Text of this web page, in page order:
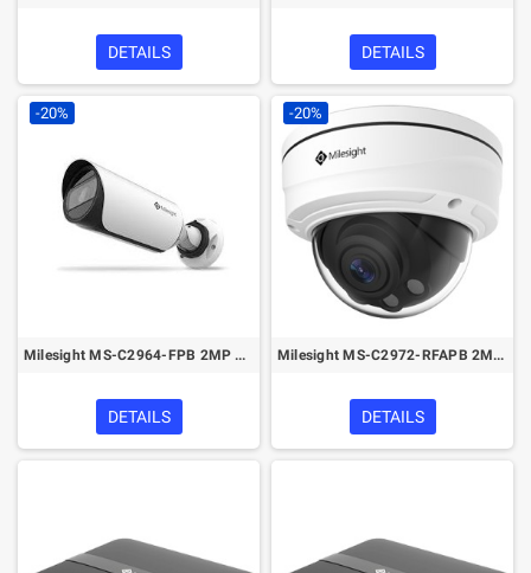
DETAILS DETAILS
-20%
Milesight MS-C2964-FPB 2MP Vandal-proof Motorized Mini Bullet Network Camera
DETAILS
-20%
Milesight MS-C2972-RFAPB 2MP Face Detection H.265+ Network Camera
DETAILS